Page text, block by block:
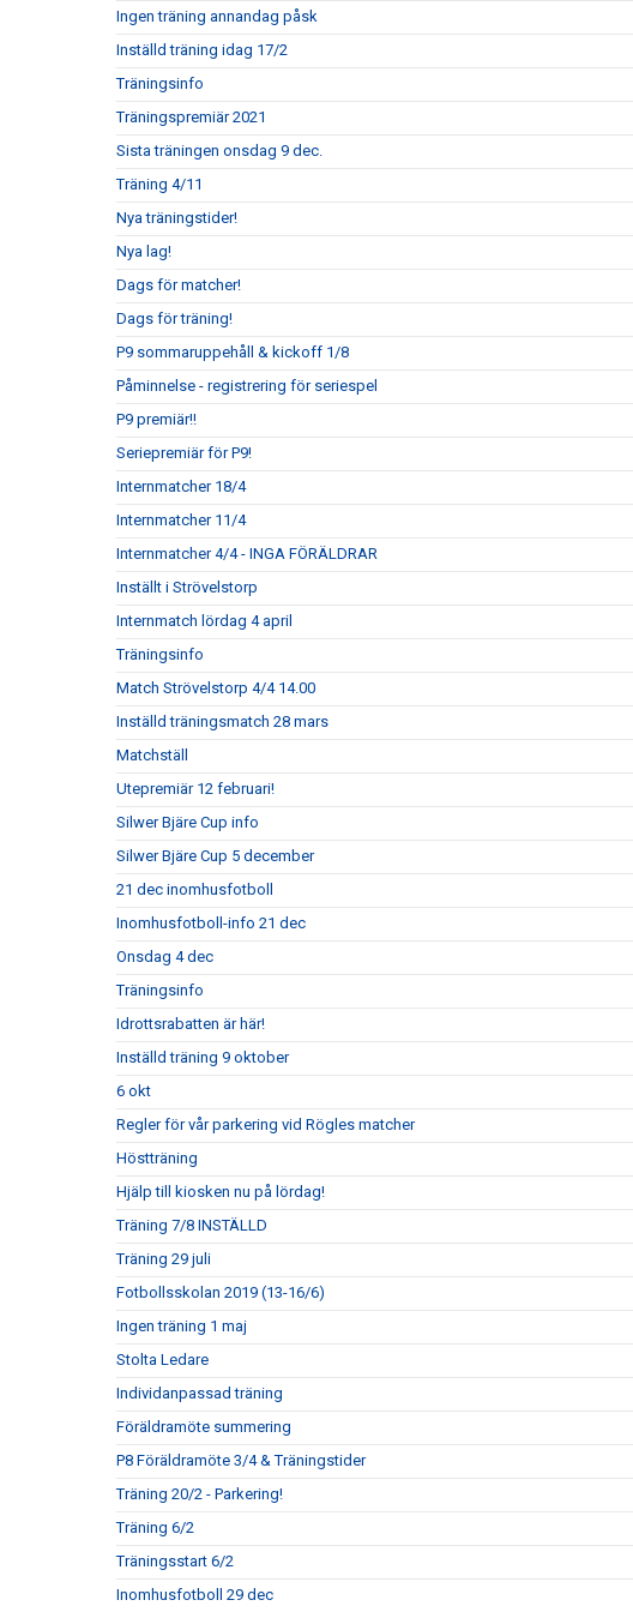
Ingen träning annandag påsk
Inställd träning idag 17/2
Träningsinfo
Träningspremiär 2021
Sista träningen onsdag 9 dec.
Träning 4/11
Nya träningstider!
Nya lag!
Dags för matcher!
Dags för träning!
P9 sommaruppehåll & kickoff 1/8
Påminnelse - registrering för seriespel
P9 premiär!!
Seriepremiär för P9!
Internmatcher 18/4
Internmatcher 11/4
Internmatcher 4/4 - INGA FÖRÄLDRAR
Inställt i Strövelstorp
Internmatch lördag 4 april
Träningsinfo
Match Strövelstorp 4/4 14.00
Inställd träningsmatch 28 mars
Matchställ
Utepremiär 12 februari!
Silwer Bjäre Cup info
Silwer Bjäre Cup 5 december
21 dec inomhusfotboll
Inomhusfotboll-info 21 dec
Onsdag 4 dec
Träningsinfo
Idrottsrabatten är här!
Inställd träning 9 oktober
6 okt
Regler för vår parkering vid Rögles matcher
Höstträning
Hjälp till kiosken nu på lördag!
Träning 7/8 INSTÄLLD
Träning 29 juli
Fotbollsskolan 2019 (13-16/6)
Ingen träning 1 maj
Stolta Ledare
Individanpassad träning
Föräldramöte summering
P8 Föräldramöte 3/4 & Träningstider
Träning 20/2 - Parkering!
Träning 6/2
Träningsstart 6/2
Inomhusfotboll 29 dec